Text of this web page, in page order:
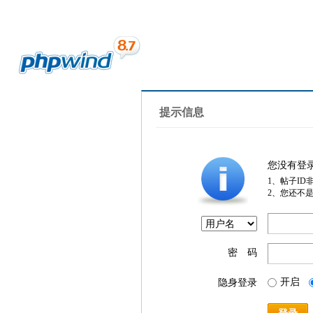
提示信息
您没有登
1、帖子ID
2、您还不
密 码
隐身登录 开启